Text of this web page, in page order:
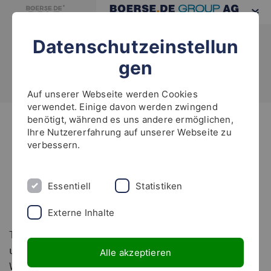
Highlights
verändert und weiter an
Bedeutung gewinnt
Technologie ist längst allgegenwärtig und prägt
unser Leben. Mittlerweile haben über 60% der
Weltbevölkerung Zugang zum Internet. Viele
Datenschutzeinstellun
gen
Auf unserer Webseite werden Cookies
verwendet. Einige davon werden zwingend
benötigt, während es uns andere ermöglichen,
Ihre Nutzererfahrung auf unserer Webseite zu
verbessern.
Essentiell Statistiken
Externe Inhalte
Alle akzeptieren